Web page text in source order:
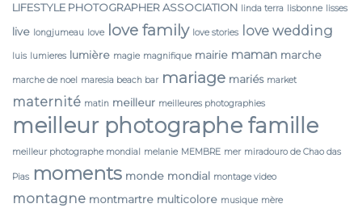
LIFESTYLE PHOTOGRAPHER ASSOCIATION linda terra lisbonne lisses
live longjumeau love love family love stories love wedding
luis lumieres lumière magie magnifique mairie maman marche
marche de noel maresia beach bar mariage mariés market
maternité matin meilleur meilleures photographies
meilleur photographe famille
meilleur photographe mondial melanie MEMBRE mer miradouro de Chao das
Pias moments monde mondial montage video
montagne montmartre multicolore musique mère